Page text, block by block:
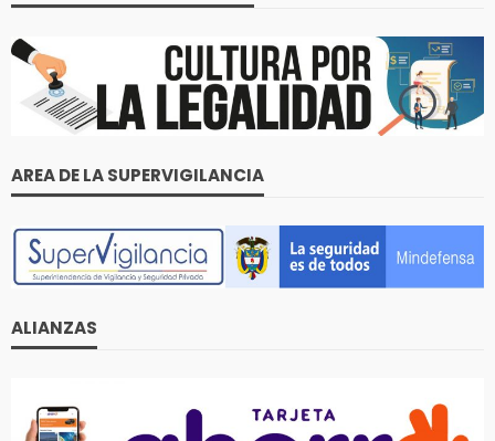
AREA DE LA SUPERVIGILANCIA
ALIANZAS